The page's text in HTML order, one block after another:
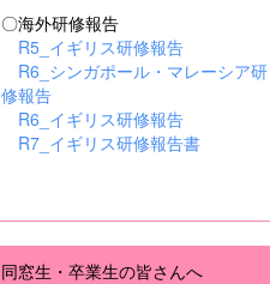
〇海外研修報告
R5_イギリス研修報告
R6_シンガポール・マレーシア研
修報告
R6_イギリス研修報告
R7_イギリス研修報告書
同窓生・卒業生の皆さんへ